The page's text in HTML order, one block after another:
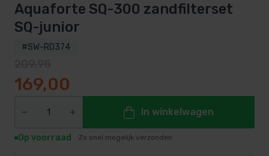
Aquaforte SQ-300 zandfilterset
SQ-junior
#SW-RD374
169,00
In winkelwagen
Op voorraad Zo snel mogelijk verzonden